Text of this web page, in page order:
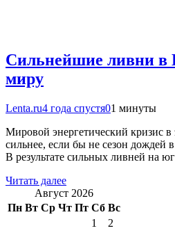
Сильнейшие ливни в
миру
Lenta.ru4 года спустя01 минуты
Мировой энергетический кризис
сильнее, если бы не сезон дождей
В результате сильных ливней на
Читать далее
Август 2026
Пн Вт Ср Чт Пт Сб Вс
1
2